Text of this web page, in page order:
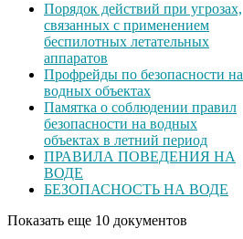
Порядок действий при угрозах,
связанных с применением
беспилотных летательных
аппаратов
Профрейды по безопасности на
водных объектах
Памятка о соблюдении правил
безопасности на водных
объектах в летний период
ПРАВИЛА ПОВЕДЕНИЯ НА
ВОДЕ
БЕЗОПАСНОСТЬ НА ВОДЕ
Показать еще 10 документов